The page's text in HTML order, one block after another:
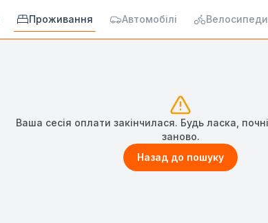
Проживання Автомобілі Велосипеди
Ваша сесія оплати закінчилася. Будь ласка,
заново.
Назад до пошуку